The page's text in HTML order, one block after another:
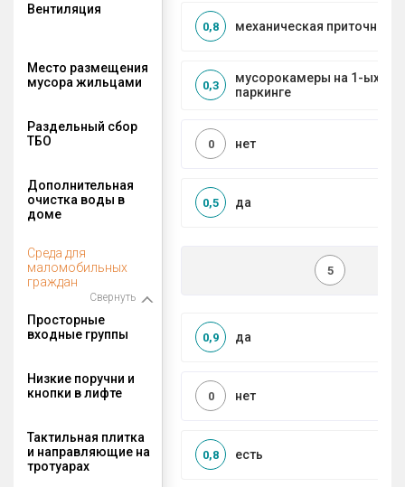
Вентиляция
механическая приточно-
0,8
Место размещения
мусора жильцами
мусорокамеры на 1-ых
паркинге
0,3
Раздельный сбор
ТБО
нет
0
Дополнительная
очистка воды в
доме
да
0,5
Среда для
маломобильных
граждан
Свернуть
5
Просторные
входные группы
да
0,9
Низкие поручни и
кнопки в лифте
нет
0
Тактильная плитка
и направляющие на
тротуарах
есть
0,8